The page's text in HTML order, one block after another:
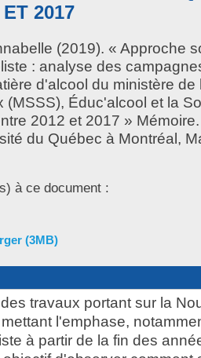
2017
(2019). « Approche
: analyse des
d'alcool du ministère de
(MSSS), Éduc'alcool et la
2012 et 2017 »
du Québec à Montréal,
à ce document :
(3MB)
travaux portant sur la
l'emphase,
à partir de la fin des